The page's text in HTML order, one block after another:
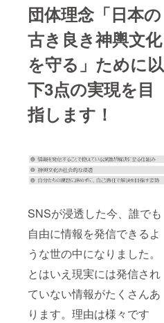
団体理念「日本の
古き良き神輿文化
を守る」ために以
下3点の実現を目
指します！
SNSが浸透した今、誰でも
自由に情報を発信できるよ
うな世の中になりました。
とはいえ現実には発信され
ていない情報がたくさんあ
ります。理由は様々です